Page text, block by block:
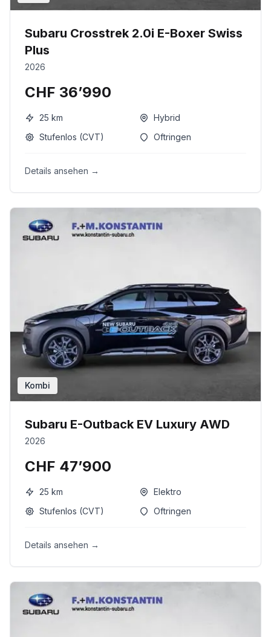
Subaru Crosstrek 2.0i E-Boxer Swiss
Plus
2026
CHF 36’990
25 km
Hybrid
Stufenlos (CVT)
Oftringen
Details ansehen →
Kombi
Subaru E-Outback EV Luxury AWD
2026
CHF 47’900
25 km
Elektro
Stufenlos (CVT)
Oftringen
Details ansehen →